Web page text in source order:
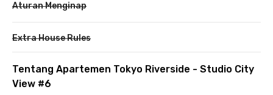
Aturan Menginap
Extra House Rules
Tentang Apartemen Tokyo Riverside - Studio City
View #6